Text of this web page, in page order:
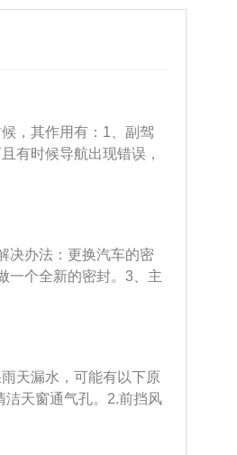
，其作用有：1、副驾
有时候导航出现错误，
情况的作用，主驾在
车时的疲劳，开车上
会加快司机的疲劳速
缓解司机的疲劳速度，
安全驾驶平安到家。相
车。一些无关紧要的
时候，一定要合理的、
决办法：更换汽车的密
一个全新的密封。3、主
4s店让专业人员来维修
决办法：清除天窗排水
的过程中会老化变硬，
漏水，并且在天窗保养
会使天窗的橡胶圈变
水孔堵塞：车载空调
天漏水，可能有以下原
洁天窗通气孔。2.前挡风
驾驶门的密封条老化，